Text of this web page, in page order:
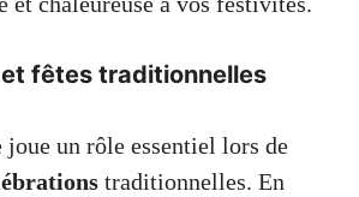
fêtes traditionnelles
un rôle essentiel lors de
traditionnelles. En